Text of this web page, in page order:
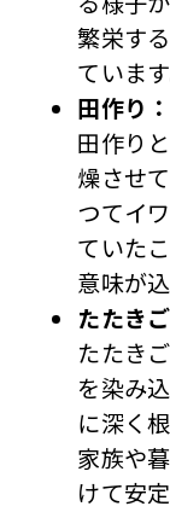
繁栄す
ています
田作り
田作り
燥させ
つてイ
ていた
意味が
たたき
たたき
を染み
に深く
家族や
けて安